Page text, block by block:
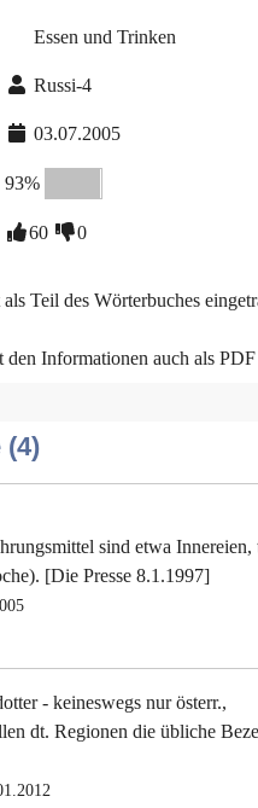
Essen und Trinken
Russi-4
03.07.2005
93%
60 0
Teil des Wörterbuches
Informationen auch als PDF
(4)
sind etwa
[Die Presse 8.1.1997]
- keineswegs nur österr.,
dt. Regionen die übliche